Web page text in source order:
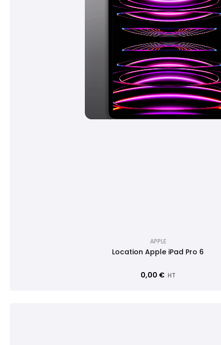
APPLE
Location Apple iPad Pro 6
0,00 € HT